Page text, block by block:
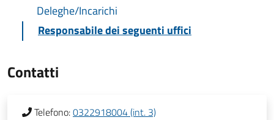
Deleghe/Incarichi
Responsabile dei seguenti uffici
Contatti
Telefono:0322918004 (int. 3)